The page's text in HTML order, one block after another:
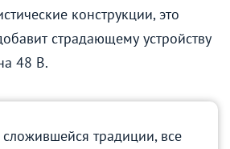
конструкции, это
страдающему устройству
48 В.
традиции, все